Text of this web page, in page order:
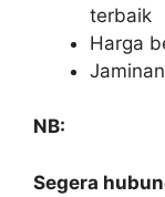
terbaik
Harga
NB:
Segera